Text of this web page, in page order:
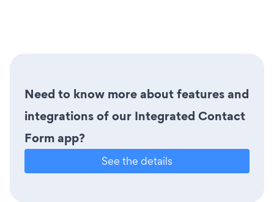
Need to know more about features and
integrations of our Integrated Contact
Form app?
See the details